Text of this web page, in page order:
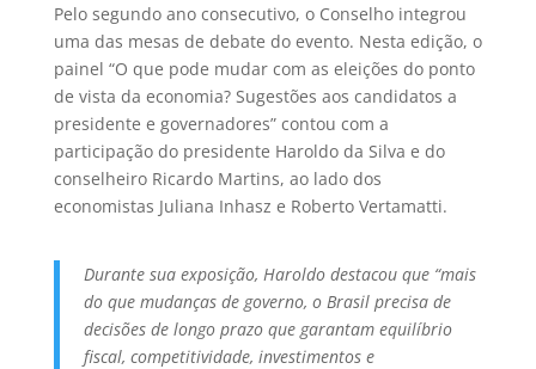
Pelo segundo ano consecutivo, o Conselho integrou
uma das mesas de debate do evento. Nesta edição, o
painel “O que pode mudar com as eleições do ponto
de vista da economia? Sugestões aos candidatos a
presidente e governadores” contou com a
participação do presidente Haroldo da Silva e do
conselheiro Ricardo Martins, ao lado dos
economistas Juliana Inhasz e Roberto Vertamatti.
Durante sua exposição, Haroldo destacou que “mais
do que mudanças de governo, o Brasil precisa de
decisões de longo prazo que garantam equilíbrio
fiscal, competitividade, investimentos e